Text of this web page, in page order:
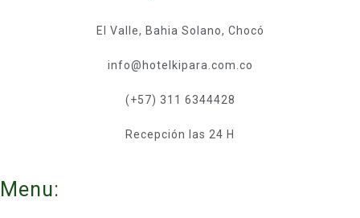
El Valle, Bahia Solano, Chocó
info@hotelkipara.com.co
(+57) 311 6344428
Recepción las 24 H
Menu: